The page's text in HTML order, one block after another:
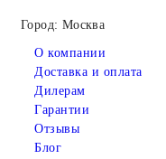
Город: Москва
О компании
Доставка и оплата
Дилерам
Гарантии
Отзывы
Блог